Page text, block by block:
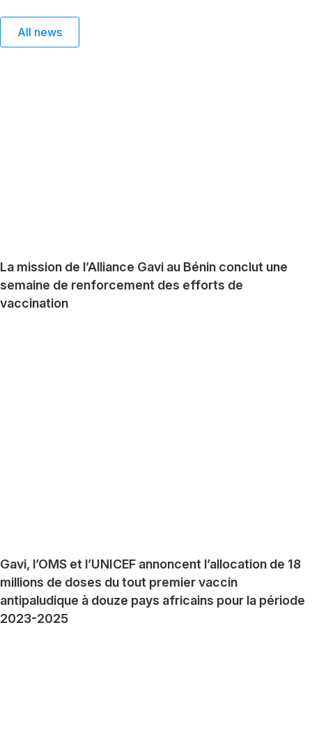
All news
La mission de l’Alliance Gavi au Bénin conclut une
semaine de renforcement des efforts de
vaccination
Gavi, l’OMS et l’UNICEF annoncent l’allocation de 18
millions de doses du tout premier vaccin
antipaludique à douze pays africains pour la période
2023-2025